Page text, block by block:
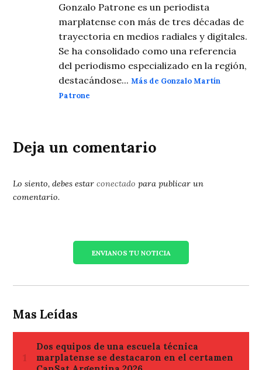
Gonzalo Patrone es un periodista
marplatense con más de tres décadas de
trayectoria en medios radiales y digitales.
Se ha consolidado como una referencia
del periodismo especializado en la región,
destacándose...Más de Gonzalo Martín
Patrone
Deja un comentario
Lo siento, debes estarconectado para publicar un
comentario.
ENVIANOS TU NOTICIA
Mas Leídas